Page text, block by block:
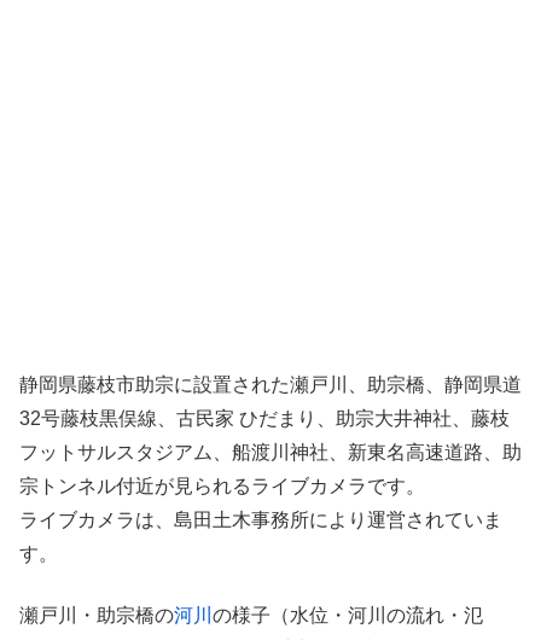
静岡県藤枝市助宗に設置された瀬戸川、助宗橋、静岡県道
32号藤枝黒俣線、古民家 ひだまり、助宗大井神社、藤枝
フットサルスタジアム、船渡川神社、新東名高速道路、助
宗トンネル付近が見られるライブカメラです。
ライブカメラは、島田土木事務所により運営されていま
す。
瀬戸川・助宗橋の河川 の様子（水位・河川の流れ・氾